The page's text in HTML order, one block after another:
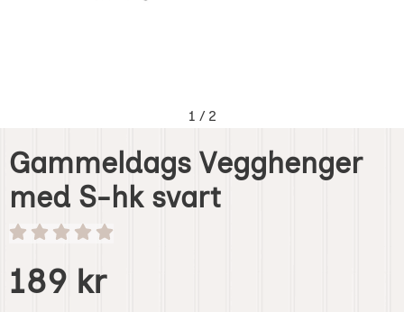
1 / 2
Gammeldags Vegghenger
med S-hk svart
Handle dette produktet, Gammeldags Vegghenger med
pris
189 kr